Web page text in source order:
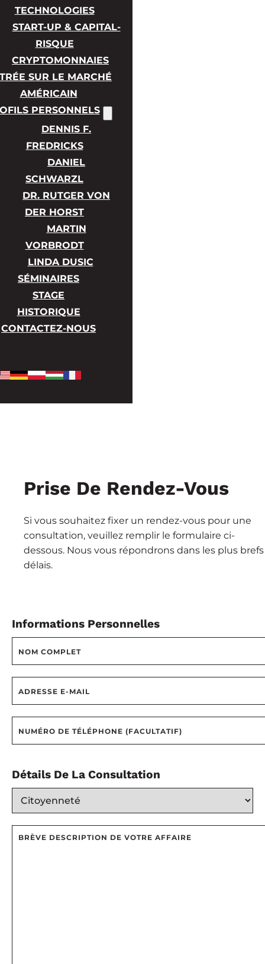
TECHNOLOGIES
START-UP & CAPITAL-
RISQUE
CRYPTOMONNAIES
SUR LE MARCHÉ
AMÉRICAIN
PERSONNELS
DENNIS F.
FREDRICKS
DANIEL
SCHWARZL
DR. RUTGER VON
DER HORST
MARTIN
VORBRODT
LINDA DUSIC
SÉMINAIRES
STAGE
HISTORIQUE
CONTACTEZ-NOUS
Prise De Rendez-Vous
Si vous souhaitez fixer un rendez-vous pour une
consultation, veuillez remplir le formulaire ci-
dessous. Nous vous répondrons dans les plus brefs
délais.
Informations Personnelles
Détails De La Consultation